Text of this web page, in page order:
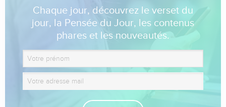
Chaque jour, découvrez le verset du
jour, la Pensée du Jour, les contenus
phares et les nouveautés.